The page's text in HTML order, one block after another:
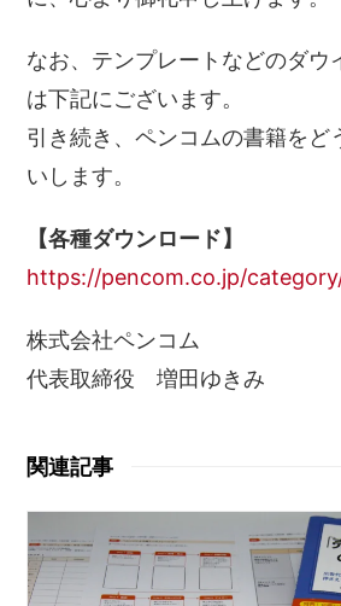
なお、テンプレートなどのダウ
は下記にございます。
引き続き、ペンコムの書籍をど
いします。
【各種ダウンロード】
https://pencom.co.jp/
株式会社ペンコム
代表取締役 増田ゆきみ
関連記事